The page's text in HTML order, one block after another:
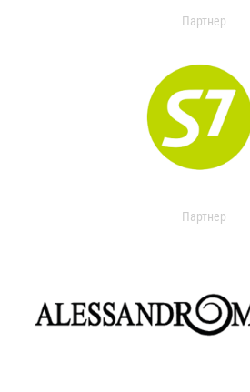
Партнер
Партнер